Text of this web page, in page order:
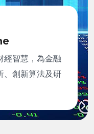
經智慧，為金融
、創新算法及研